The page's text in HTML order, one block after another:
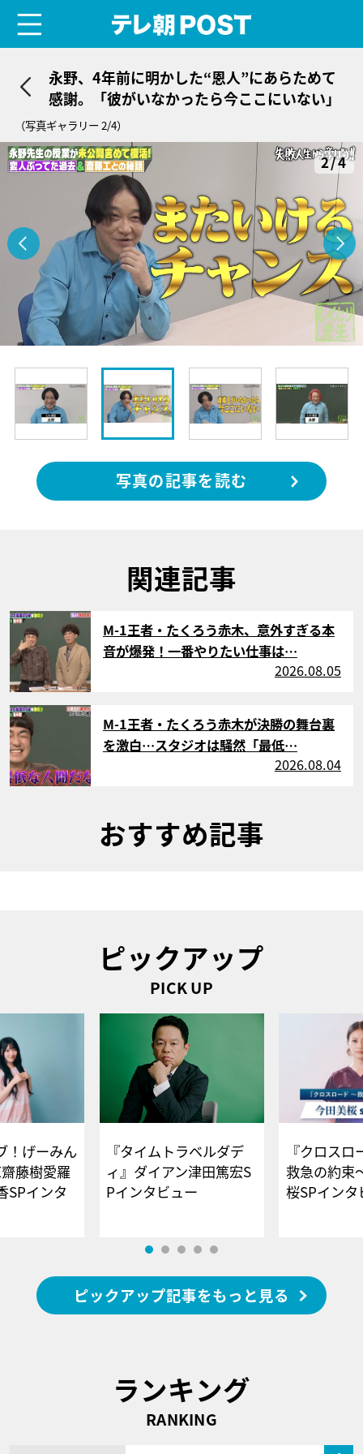
永野、4年前に明かした“恩人”にあらためて
感謝。「彼がいなかったら今ここにいない」
（写真ギャラリー 2/4）
2/4
写真の記事を読む
関連記事
サムネイル
M-1王者・たくろう赤木、意外すぎる本
音が爆発！一番やりたい仕事は…
2026.08.05
サムネイル
M-1王者・たくろう赤木が決勝の舞台裏
を激白…スタジオは騒然「最低…
2026.08.04
おすすめ記事
ピックアップ
PICK UP
！げーみん
藤樹愛羅
SPインタ
『タイムトラベルダデ
ィ』ダイアン津田篤宏S
Pインタビュー
『クロス
救急の約束
桜SPイ
ピックアップ記事をもっと見る
ランキング
RANKING